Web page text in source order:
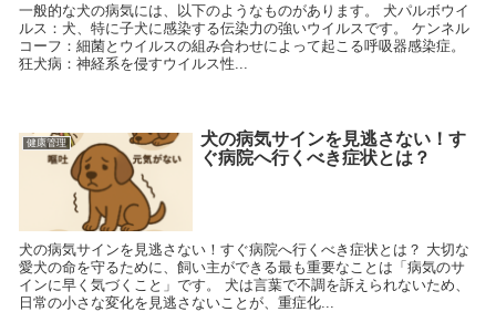
一般的な犬の病気には、以下のようなものがあります。 犬パルボウイ
ルス：犬、特に子犬に感染する伝染力の強いウイルスです。 ケンネル
コーフ：細菌とウイルスの組み合わせによって起こる呼吸器感染症。
狂犬病：神経系を侵すウイルス性...
健康管理
犬の病気サインを見逃さない！す
ぐ病院へ行くべき症状とは？
犬の病気サインを見逃さない！すぐ病院へ行くべき症状とは？ 大切な
愛犬の命を守るために、飼い主ができる最も重要なことは「病気のサ
インに早く気づくこと」です。 犬は言葉で不調を訴えられないため、
日常の小さな変化を見逃さないことが、重症化...